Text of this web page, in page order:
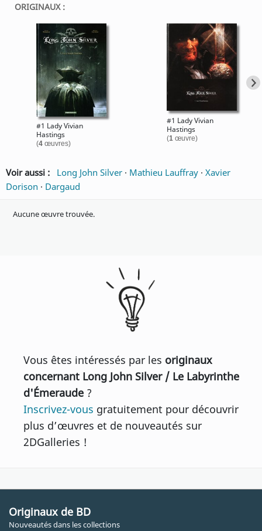
ORIGINAUX :
#1 Lady Vivian
Hastings
(4œuvres)
#1 Lady Vivian
Hastings
(1 œuvre)
Voir aussi : Long John Silver · Mathieu Lauffray · Xavier
Dorison · Dargaud
Aucune œuvre trouvée.
Vous êtes intéressés par les originaux
concernant Long John Silver / Le Labyrinthe
d'Émeraude ?
Inscrivez-vous gratuitement pour découvrir
plus d’œuvres et de nouveautés sur
2DGalleries !
Originaux de BD
Nouveautés dans les collections